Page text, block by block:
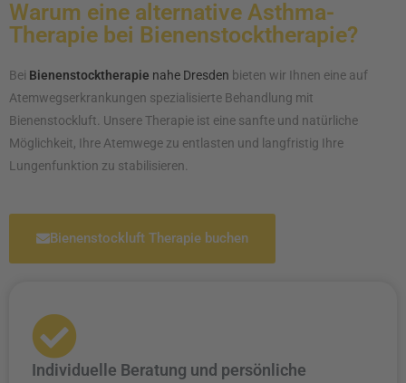
Warum eine alternative Asthma-
Therapie bei Bienenstocktherapie?
Bei Bienenstocktherapie nahe Dresden bieten wir Ihnen eine auf
Atemwegserkrankungen spezialisierte Behandlung mit
Bienenstockluft. Unsere Therapie ist eine sanfte und natürliche
Möglichkeit, Ihre Atemwege zu entlasten und langfristig Ihre
Lungenfunktion zu stabilisieren.
Bienenstockluft Therapie buchen
Individuelle Beratung und persönliche